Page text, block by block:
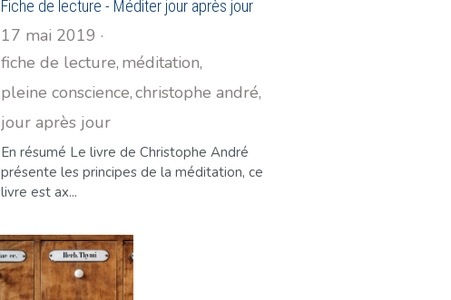
Fiche de lecture - Méditer jour après jour
17 mai 2019 ·
fiche de lecture, méditation,
pleine conscience,christophe andré,
jour après jour
En résumé Le livre de Christophe André
présente les principes de la méditation, ce
livre est ax...